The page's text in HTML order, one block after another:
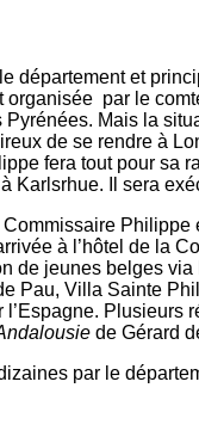
département et
organisée par le
Mais la
de se rendre à
fera tout pour sa
Karlsrhue. Il sera
Philippe
à l’hôtel de la
de jeunes belges
Pau, Villa Sainte
Plusieurs
de Gérard
par le